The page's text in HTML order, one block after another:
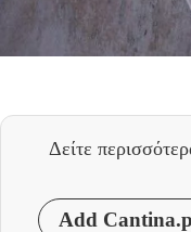
Δείτε
Add